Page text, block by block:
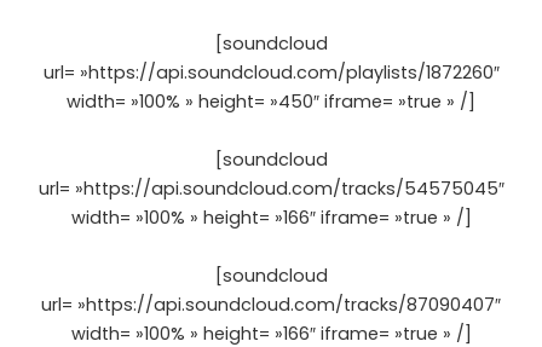
[soundcloud
url= »https://api.soundcloud.com/playlists/1872260″
width= »100% » height= »450″ iframe= »true » /]
[soundcloud
url= »https://api.soundcloud.com/tracks/54575045″
width= »100% » height= »166″ iframe= »true » /]
[soundcloud
url= »https://api.soundcloud.com/tracks/87090407″
width= »100% » height= »166″ iframe= »true » /]